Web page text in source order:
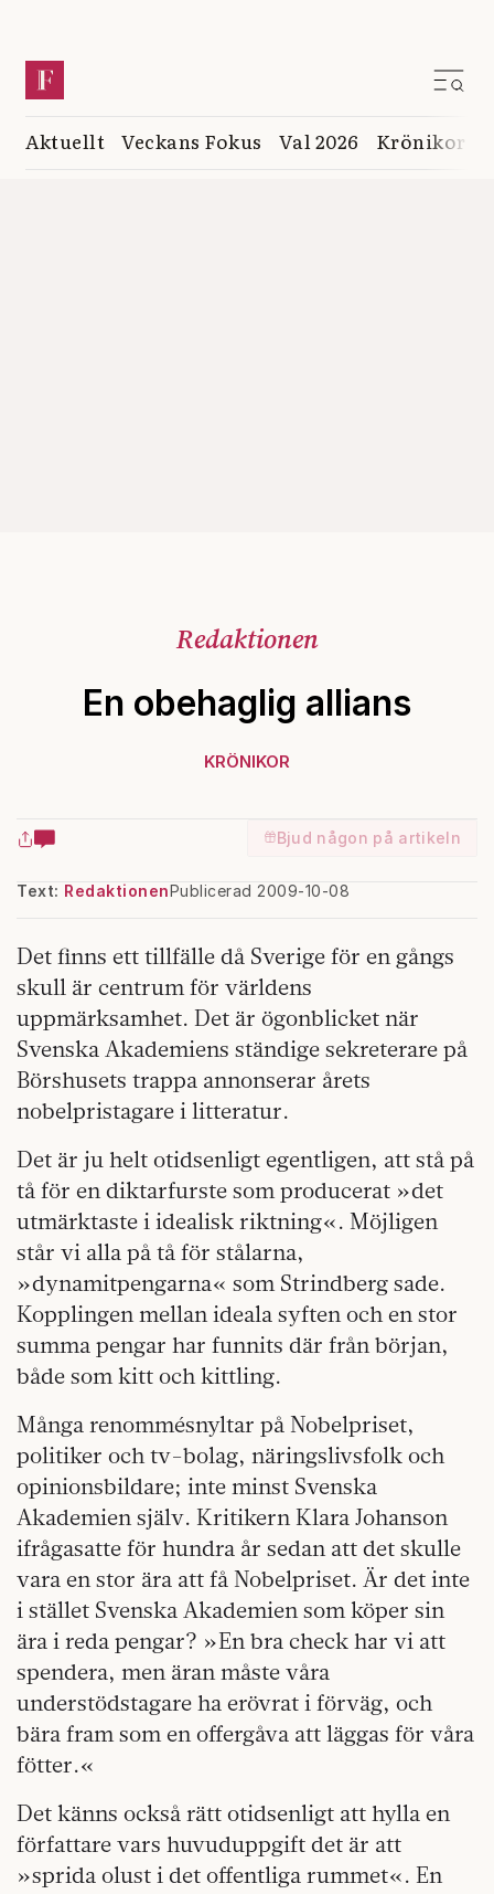
Aktuellt Veckans Fokus Val 2026 Krönikor
Redaktionen
En obehaglig allians
KRÖNIKOR
Bjud någon på artikeln
Text: RedaktionenPublicerad 2009-10-08
Det finns ett tillfälle då Sverige för en gångs
skull är centrum för världens
uppmärksamhet. Det är ögonblicket när
Svenska Akademiens ständige sekreterare på
Börshusets trappa annonserar årets
nobelpristagare i litteratur.
Det är ju helt otidsenligt egentligen, att stå på
tå för en diktarfurste som producerat »det
utmärktaste i idealisk riktning«. Möjligen
står vi alla på tå för stålarna,
»dynamitpengarna« som Strindberg sade.
Kopplingen mellan ideala syften och en stor
summa pengar har funnits där från början,
både som kitt och kittling.
Många renommésnyltar på Nobelpriset,
politiker och tv-bolag, näringslivsfolk och
opinionsbildare; inte minst Svenska
Akademien själv. Kritikern Klara Johanson
ifrågasatte för hundra år sedan att det skulle
vara en stor ära att få Nobelpriset. Är det inte
i stället Svenska Akademien som köper sin
ära i reda pengar? »En bra check har vi att
spendera, men äran måste våra
understödstagare ha erövrat i förväg, och
bära fram som en offergåva att läggas för våra
fötter.«
Det känns också rätt otidsenligt att hylla en
författare vars huvuduppgift det är att
»sprida olust i det offentliga rummet«. En